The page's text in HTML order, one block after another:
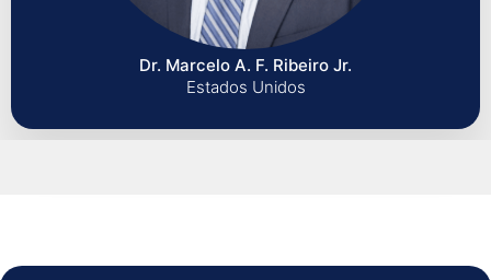
Dr. Marcelo A. F. Ribeiro Jr.
Estados Unidos